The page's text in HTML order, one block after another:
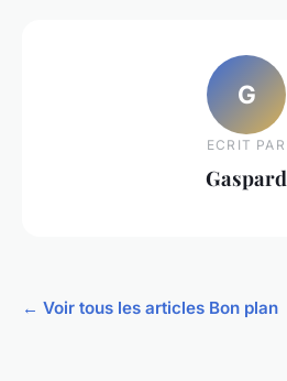
G
ECRIT PAR
Gaspard
← Voir tous les articles Bon plan